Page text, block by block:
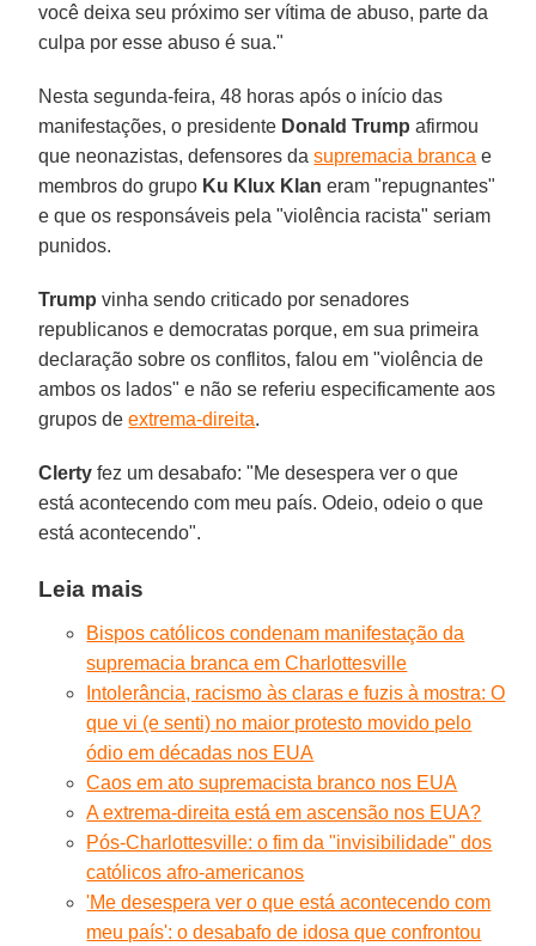
você deixa seu próximo ser vítima de abuso, parte da
culpa por esse abuso é sua."
Nesta segunda-feira, 48 horas após o início das
manifestações, o presidente Donald Trump afirmou
que neonazistas, defensores dasupremacia branca e
membros do grupo Ku Klux Klan eram "repugnantes"
e que os responsáveis pela "violência racista" seriam
punidos.
Trump vinha sendo criticado por senadores
republicanos e democratas porque, em sua primeira
declaração sobre os conflitos, falou em "violência de
ambos os lados" e não se referiu especificamente aos
grupos deextrema-direita.
Clerty fez um desabafo: "Me desespera ver o que
está acontecendo com meu país. Odeio, odeio o que
está acontecendo".
Leia mais
Bispos católicos condenam manifestação da
supremacia branca em Charlottesville
Intolerância, racismo às claras e fuzis à mostra: O
que vi (e senti) no maior protesto movido pelo
ódio em décadas nos EUA
Caos em ato supremacista branco nos EUA
A extrema-direita está em ascensão nos EUA?
Pós-Charlottesville: o fim da "invisibilidade" dos
católicos afro-americanos
'Me desespera ver o que está acontecendo com
meu país': o desabafo de idosa que confrontou